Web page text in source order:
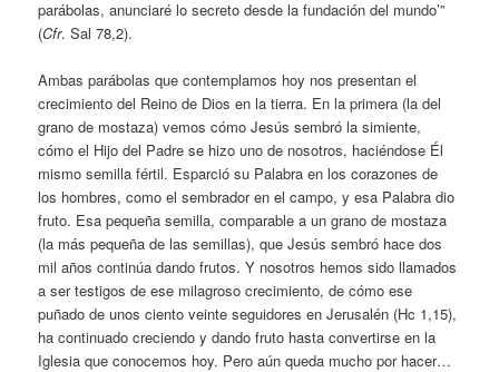
parábolas, anunciaré lo secreto desde la fundación del mundo’”
(Cfr. Sal 78,2).
Ambas parábolas que contemplamos hoy nos presentan el
crecimiento del Reino de Dios en la tierra. En la primera (la del
grano de mostaza) vemos cómo Jesús sembró la simiente,
cómo el Hijo del Padre se hizo uno de nosotros, haciéndose Él
mismo semilla fértil. Esparció su Palabra en los corazones de
los hombres, como el sembrador en el campo, y esa Palabra dio
fruto. Esa pequeña semilla, comparable a un grano de mostaza
(la más pequeña de las semillas), que Jesús sembró hace dos
mil años continúa dando frutos. Y nosotros hemos sido llamados
a ser testigos de ese milagroso crecimiento, de cómo ese
puñado de unos ciento veinte seguidores en Jerusalén (Hc 1,15),
ha continuado creciendo y dando fruto hasta convertirse en la
Iglesia que conocemos hoy. Pero aún queda mucho por hacer…